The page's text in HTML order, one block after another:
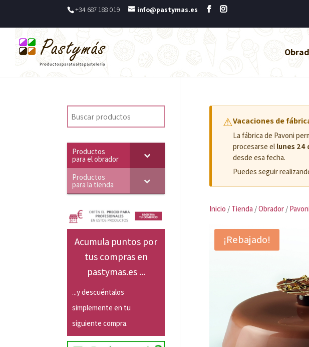
+34 687 188 019
info@pastymas.es
⚠Vacaciones de
La fábrica de Pavoni
procesarse el lunes 24
desde esa fecha.
Puedes seguir
Inicio / Tienda /Obrador/ Pavoni
¡Rebajado!
Productos
para el obrador
Productos
para la tienda
Acumula puntos por
tus compras en
pastymas.es ...
...y descuéntalos
simplemente en tu
siguiente compra.